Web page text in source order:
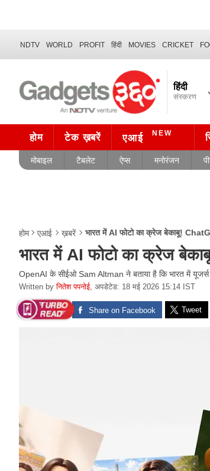
NDTV WORLD PROFIT हिंदी MOVIES CRICKET
हिंदी
संस्करण
होम टेक ख़बरें एआई NEW
मोबाइल टैबलेट ऐप्स मनोरंजन
होम एआई ख़बरें भारत में AI फोटो का क्रेज बेकाबू!
भारत में AI फोटो का क्रेज
OpenAI के सीईओ Sam Altman ने बताया है कि भारत में
Written byनितेश पपनोई, अपडेटेड: 18 मई 2026 15:14 IST
Share on Facebook Tweet